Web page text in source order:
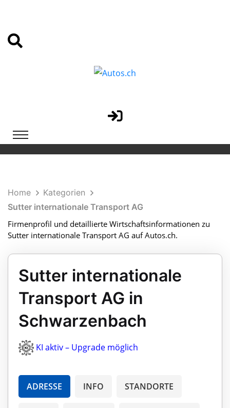
Home
Kategorien
Sutter internationale Transport AG
Firmenprofil und detaillierte Wirtschaftsinformationen zu
Sutter internationale Transport AG auf Autos.ch.
Sutter internationale
Transport AG in
Schwarzenbach
KI aktiv – Upgrade möglich
ADRESSE INFO STANDORTE